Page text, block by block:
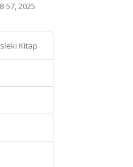
57, 2025
Kitap